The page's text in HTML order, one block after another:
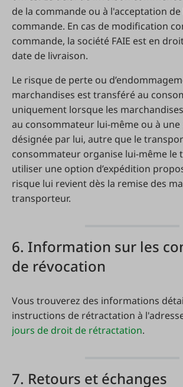
de la commande ou à l'acceptation de
commande. En cas de modification
commande, la société FAIE est en
date de livraison.
Le risque de perte ou
marchandises est transféré au
uniquement lorsque les
au consommateur lui-même ou à
désignée par lui, autre que le
consommateur organise lui-même le
utiliser une option d’expédition
risque lui revient dès la remise des
transporteur.
6. Information sur les
de révocation
Vous trouverez des informations
instructions de rétractation à
jours de droit de rétractation.
7. Retours et échanges